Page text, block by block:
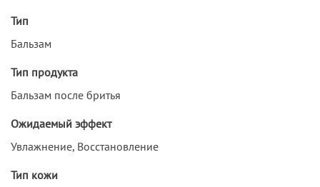
Тип
Бальзам
Тип продукта
Бальзам после бритья
Ожидаемый эффект
Увлажнение, Восстановление
Тип кожи